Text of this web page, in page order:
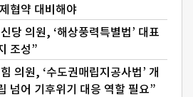
협약 대비해야
당 의원, ‘해상풍력특별법’ 대표
조성”
의원, ‘수도권매립지공사법’ 개
넘어 기후위기 대응 역할 필요”